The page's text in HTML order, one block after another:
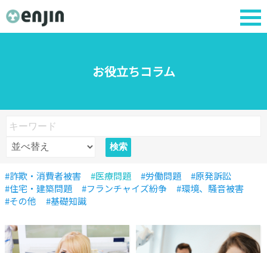
お役立ちコラム
#詐欺・消費者被害 #医療問題 #労働問題
#原発訴訟
#住宅・建築問題
#フランチャイズ紛争
#環境、騒音被害
#その他
#基礎知識